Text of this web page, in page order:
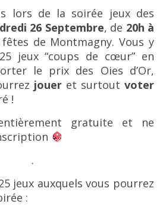
lors de la soirée jeux des
26 Septembre, de 20h à
de Montmagny. Vous y
jeux “coups de cœur” en
le prix des Oies d’Or,
jouer et surtout voter
!
gratuite et ne
.
jeux auxquels vous pourrez
: